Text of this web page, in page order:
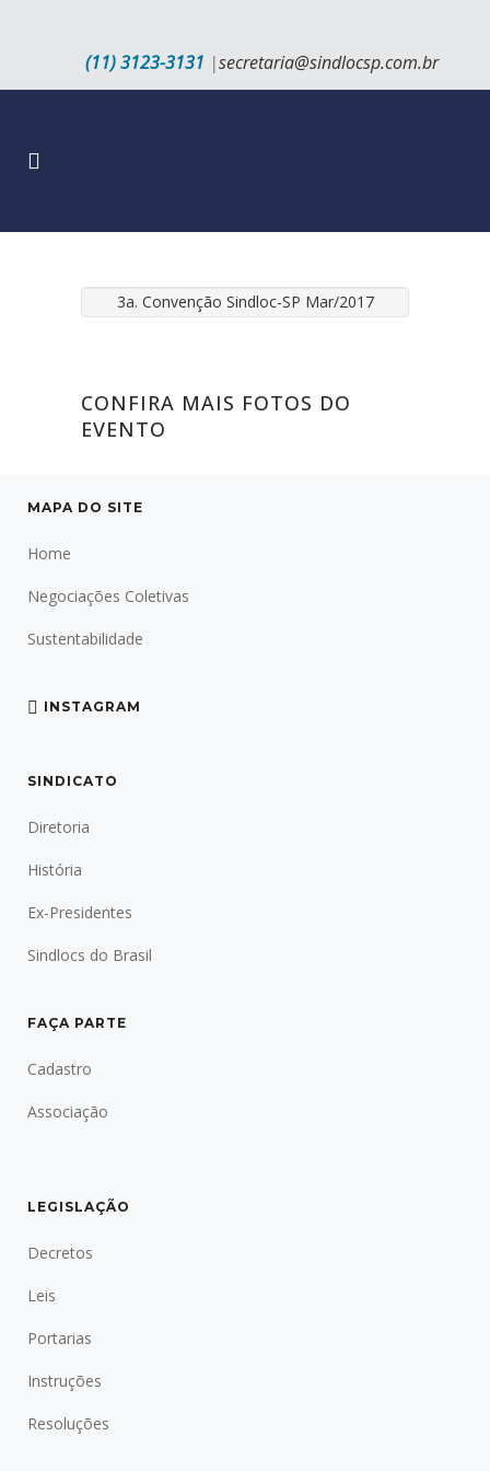
(11) 3123-3131 |secretaria@sindlocsp.com.br
3a. Convenção Sindloc-SP Mar/2017
CONFIRA MAIS FOTOS DO
EVENTO
MAPA DO SITE
Home
Negociações Coletivas
Sustentabilidade
INSTAGRAM
SINDICATO
Diretoria
História
Ex-Presidentes
Sindlocs do Brasil
FAÇA PARTE
Cadastro
Associação
LEGISLAÇÃO
Decretos
Leis
Portarias
Instruções
Resoluções